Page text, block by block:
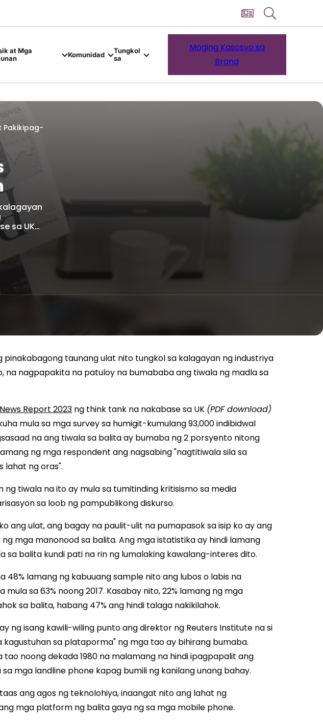
at Mga
Komunidad
Tungkol
sa
Maging Kasosyo sa
Brand
Pakikipag-
sa UK…
pinakabagong taunang ulat nito tungkol sa kalagayan ng industriya
na nagpapakita na patuloy na bumababa ang tiwala ng madla sa
Report 2023 ng think tank na nakabase sa UK (PDF download)
mula sa mga survey sa humigit-kumulang 93,000 indibidwal
na ang tiwala sa balita ay bumaba ng 2 porsyento nitong
ng mga respondent ang nagsabing "nagtitiwala sila sa
lahat ng oras".
ng tiwala na ito ay mula sa tumitinding kritisismo sa media
sa loob ng pampublikong diskurso.
ang ulat, ang bagay na paulit-ulit na pumapasok sa isip ko ay ang
mga manonood sa balita. Ang mga istatistika ay hindi lamang
sa balita kundi pati na rin ng lumalaking kawalang-interes dito.
48% lamang ng kabuuang sample nito ang lubos o labis na
sa 63% noong 2017. Kasabay nito, 22% lamang ng mga
sa balita, habang 47% ang hindi talaga nakikilahok.
ng isang kawili-wiling punto ang direktor ng Reuters Institute na si
kagustuhan sa plataporma" ng mga tao ay bihirang bumaba.
tao noong dekada 1980 na malamang na hindi ipagpapalit ang
mga landline phone kapag bumili ng kanilang unang bahay.
ang agos ng teknolohiya, inaangat nito ang lahat ng
mga platform ng balita gaya ng sa mga mobile phone.